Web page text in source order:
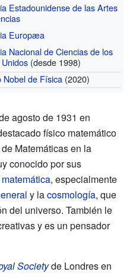
Estadounidense de las Artes
Europæa
Nacional de Ciencias de los
(desde 1998)
Nobel de Física (2020)
agosto de 1931 en
físico matemático
Matemáticas en la
conocido por sus
, especialmente
y lacosmología, que
del universo. También le
y es un pensador
Societyde Londres en